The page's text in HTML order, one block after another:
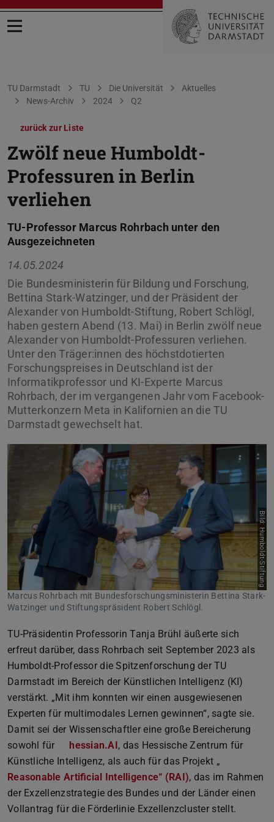
Menü öffnen
Sie befinden sich hier:
TU Darmstadt TU Die Universität
Aktuelles
News-Archiv
2024 Q2
zurück zur Liste
Zwölf neue Humboldt-
Professuren in Berlin
verliehen
TU-Professor Marcus Rohrbach unter den
Ausgezeichneten
14.05.2024
Die Bundesministerin für Bildung und Forschung,
Bettina Stark-Watzinger, und der Präsident der
Alexander von Humboldt-Stiftung, Robert Schlögl,
haben gestern Abend (13. Mai) in Berlin zwölf neue
Alexander von Humboldt-Professuren verliehen.
Unter den Träger:innen des höchstdotierten
Forschungspreises in Deutschland ist der
Informatikprofessor und KI-Experte Marcus
Rohrbach, der im vergangenen Jahr vom Facebook-
Mutterkonzern Meta in Kalifornien an die TU
Darmstadt gewechselt hat.
Bild: Humboldt-Stiftung
Marcus Rohrbach mit Bundesforschungsministerin Bettina Stark-
Watzinger und Stiftungspräsident Robert Schlögl.
TU-Präsidentin Professorin Tanja Brühl äußerte sich
erfreut darüber, dass Rohrbach seit September 2023 als
Humboldt-Professor die Spitzenforschung der TU
Darmstadt im Bereich der Künstlichen Intelligenz (KI)
verstärkt. „Mit ihm konnten wir einen ausgewiesenen
Experten für multimodales Lernen gewinnen“, sagte sie.
Damit sei der Wissenschaftler eine große Bereicherung
sowohl für
hessian.AI, das Hessische Zentrum für
Künstliche Intelligenz, als auch für das Projekt „
Reasonable Artificial Intelligence“ (RAI), das im Rahmen
der Exzellenzstrategie des Bundes und der Länder einen
Vollantrag für die Förderlinie Exzellenzcluster stellt.